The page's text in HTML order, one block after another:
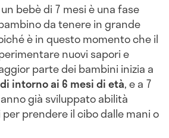
bebè di 7 mesi è una fase
da tenere in grande
è in questo momento che il
nuovi sapori e
parte dei bambini inizia a
intorno ai 6 mesi di età, e a 7
già sviluppato abilità
prendere il cibo dalle mani o